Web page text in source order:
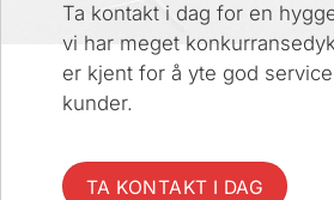
Ta kontakt i dag for en
vi har meget
er kjent for å yte god
kunder.
TA KONTAKT I DAG